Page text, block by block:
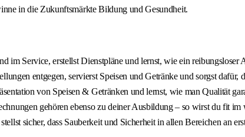
in die Zukunftsmärkte Bildung und Gesundheit.
im Service, erstellst Dienstpläne und lernst, wie ein
entgegen, servierst Speisen und Getränke und sorgst dafür,
von Speisen & Getränken und lernst, wie man Qualität
gehören ebenso zu deiner Ausbildung – so wirst du fit
sicher, dass Sauberkeit und Sicherheit in allen Bereichen an